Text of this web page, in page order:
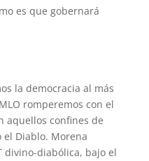
es que gobernará
la democracia al más
romperemos con el
aquellos confines de
Diablo. Morena
divino-diabólica, bajo el